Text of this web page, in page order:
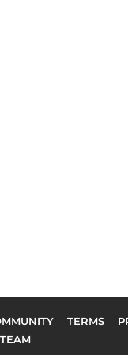
TERMS